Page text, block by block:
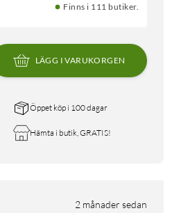
Finns i 111 butiker.
LÄGG I VARUKORGEN
Öppet köp i 100 dagar
Hämta i butik, GRATIS!
2 månader sedan